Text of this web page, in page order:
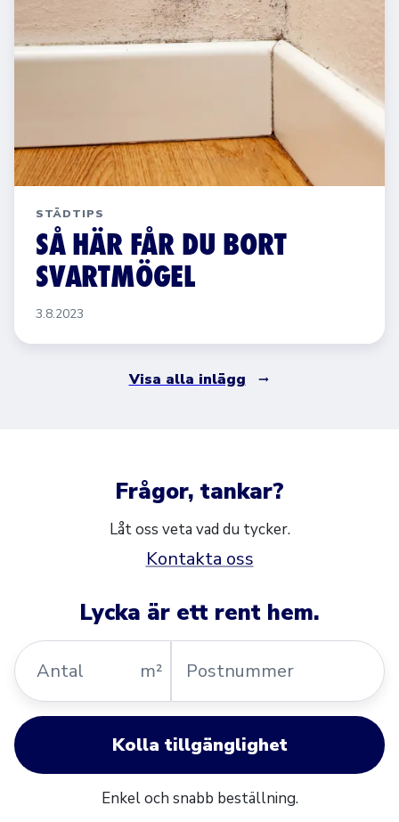
STÄDTIPS
SÅ HÄR FÅR DU BORT
SVARTMÖGEL
3.8.2023
Visa alla inlägg
Frågor, tankar?
Låt oss veta vad du tycker.
Kontakta oss
Lycka är ett rent hem.
Antal
m²
Kolla tillgänglighet
Enkel och snabb beställning.